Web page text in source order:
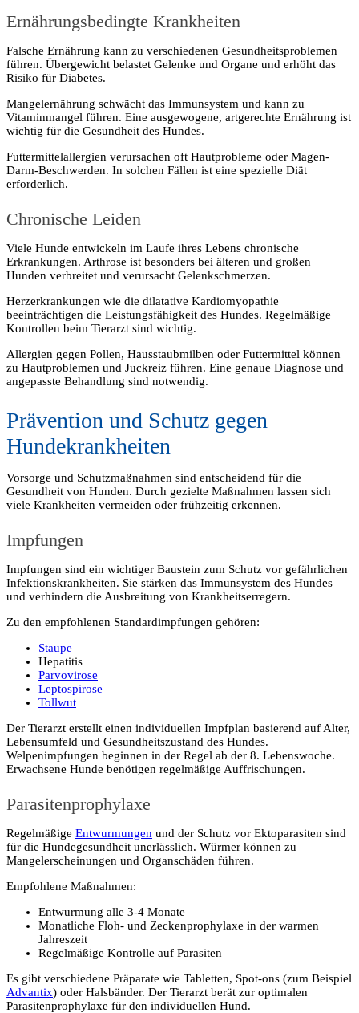
Ernährungsbedingte Krankheiten
Falsche Ernährung kann zu verschiedenen Gesundheitsproblemen
führen. Übergewicht belastet Gelenke und Organe und erhöht das
Risiko für Diabetes.
Mangelernährung schwächt das Immunsystem und kann zu
Vitaminmangel führen. Eine ausgewogene, artgerechte Ernährung ist
wichtig für die Gesundheit des Hundes.
Futtermittelallergien verursachen oft Hautprobleme oder Magen-
Darm-Beschwerden. In solchen Fällen ist eine spezielle Diät
erforderlich.
Chronische Leiden
Viele Hunde entwickeln im Laufe ihres Lebens chronische
Erkrankungen. Arthrose ist besonders bei älteren und großen
Hunden verbreitet und verursacht Gelenkschmerzen.
Herzerkrankungen wie die dilatative Kardiomyopathie
beeinträchtigen die Leistungsfähigkeit des Hundes. Regelmäßige
Kontrollen beim Tierarzt sind wichtig.
Allergien gegen Pollen, Hausstaubmilben oder Futtermittel können
zu Hautproblemen und Juckreiz führen. Eine genaue Diagnose und
angepasste Behandlung sind notwendig.
Prävention und Schutz gegen
Hundekrankheiten
Vorsorge und Schutzmaßnahmen sind entscheidend für die
Gesundheit von Hunden. Durch gezielte Maßnahmen lassen sich
viele Krankheiten vermeiden oder frühzeitig erkennen.
Impfungen
Impfungen sind ein wichtiger Baustein zum Schutz vor gefährlichen
Infektionskrankheiten. Sie stärken das Immunsystem des Hundes
und verhindern die Ausbreitung von Krankheitserregern.
Zu den empfohlenen Standardimpfungen gehören:
Staupe
Hepatitis
Parvovirose
Leptospirose
Tollwut
Der Tierarzt erstellt einen individuellen Impfplan basierend auf Alter,
Lebensumfeld und Gesundheitszustand des Hundes.
Welpenimpfungen beginnen in der Regel ab der 8. Lebenswoche.
Erwachsene Hunde benötigen regelmäßige Auffrischungen.
Parasitenprophylaxe
Regelmäßige Entwurmungen und der Schutz vor Ektoparasiten sind
für die Hundegesundheit unerlässlich. Würmer können zu
Mangelerscheinungen und Organschäden führen.
Empfohlene Maßnahmen:
Entwurmung alle 3-4 Monate
Monatliche Floh- und Zeckenprophylaxe in der warmen
Jahreszeit
Regelmäßige Kontrolle auf Parasiten
Es gibt verschiedene Präparate wie Tabletten, Spot-ons (zum Beispiel
Advantix) oder Halsbänder. Der Tierarzt berät zur optimalen
Parasitenprophylaxe für den individuellen Hund.